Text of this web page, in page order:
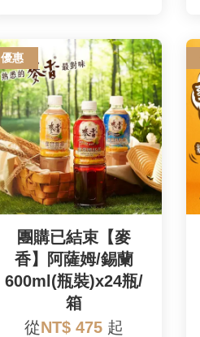
優惠
團購已結束【麥
香】阿薩姆/錫蘭
600ml(瓶裝)x24瓶/
箱
從NT$ 475 起